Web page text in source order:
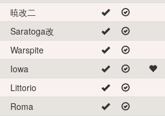
暁改二
Saratoga改
Warspite
Iowa
Littorio
Roma